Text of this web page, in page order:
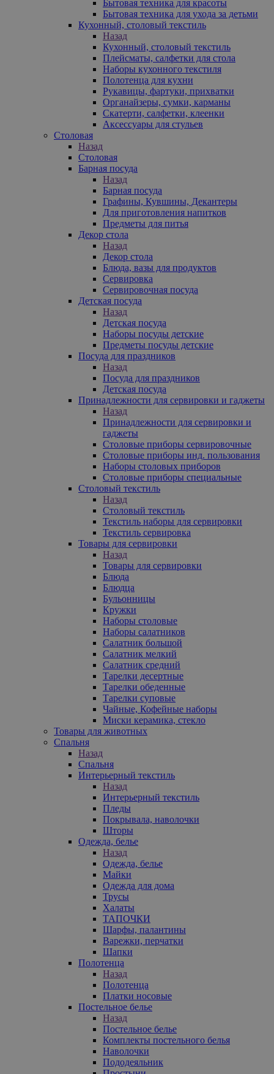
Бытовая техника для красоты
Бытовая техника для ухода за детьми
Кухонный, столовый текстиль
Назад
Кухонный, столовый текстиль
Плейсматы, салфетки для стола
Наборы кухонного текстиля
Полотенца для кухни
Рукавицы, фартуки, прихватки
Органайзеры, сумки, карманы
Скатерти, салфетки, клеенки
Аксессуары для стульев
Столовая
Назад
Столовая
Барная посуда
Назад
Барная посуда
Графины, Кувшины, Декантеры
Для приготовления напитков
Предметы для питья
Декор стола
Назад
Декор стола
Блюда, вазы для продуктов
Сервировка
Сервировочная посуда
Детская посуда
Назад
Детская посуда
Наборы посуды детские
Предметы посуды детские
Посуда для праздников
Назад
Посуда для праздников
Детская посуда
Принадлежности для сервировки и гаджеты
Назад
Принадлежности для сервировки и
гаджеты
Столовые приборы сервировочные
Столовые приборы инд. пользования
Наборы столовых приборов
Столовые приборы специальные
Столовый текстиль
Назад
Столовый текстиль
Текстиль наборы для сервировки
Текстиль сервировка
Товары для сервировки
Назад
Товары для сервировки
Блюда
Блюдца
Бульонницы
Кружки
Наборы столовые
Наборы салатников
Салатник большой
Салатник мелкий
Салатник средний
Тарелки десертные
Тарелки обеденные
Тарелки суповые
Чайные, Кофейные наборы
Миски керамика, стекло
Товары для животных
Спальня
Назад
Спальня
Интерьерный текстиль
Назад
Интерьерный текстиль
Пледы
Покрывала, наволочки
Шторы
Одежда, белье
Назад
Одежда, белье
Майки
Одежда для дома
Трусы
Халаты
ТАПОЧКИ
Шарфы, палантины
Варежки, перчатки
Шапки
Полотенца
Назад
Полотенца
Платки носовые
Постельное белье
Назад
Постельное белье
Комплекты постельного белья
Наволочки
Пододеяльник